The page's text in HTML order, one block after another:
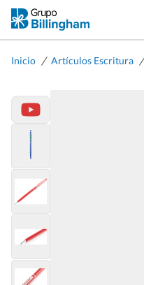
Inicio / Artículos Escritura /